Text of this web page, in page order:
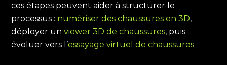
ces étapes peuvent aider à structurer le
processus : numériser des chaussures en 3D,
déployer unviewer 3D de chaussures, puis
évoluer vers l’essayage virtuel de chaussures.